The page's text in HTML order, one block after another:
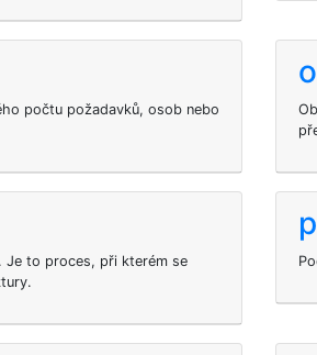
počtu požadavků, osob nebo
Je to proces, při kterém se